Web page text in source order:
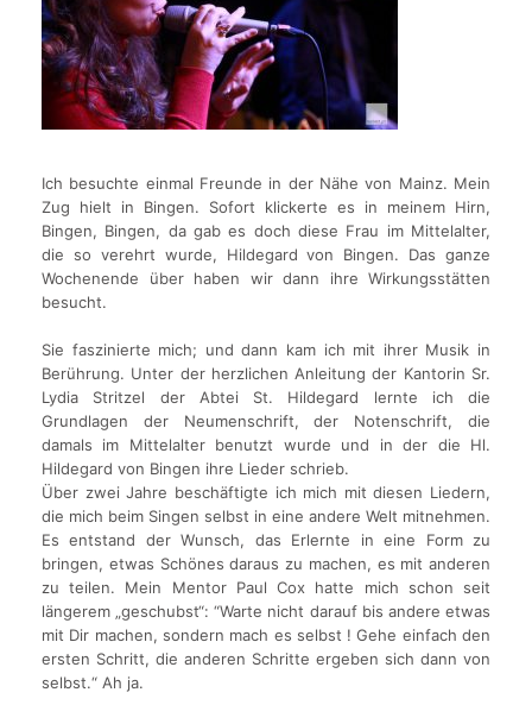
Ich besuchte einmal Freunde in der Nähe von Mainz. Mein
Zug hielt in Bingen. Sofort klickerte es in meinem Hirn,
Bingen, Bingen, da gab es doch diese Frau im Mittelalter,
die so verehrt wurde, Hildegard von Bingen. Das ganze
Wochenende über haben wir dann ihre Wirkungsstätten
besucht.
Sie faszinierte mich; und dann kam ich mit ihrer Musik in
Berührung. Unter der herzlichen Anleitung der Kantorin Sr.
Lydia Stritzel der Abtei St. Hildegard lernte ich die
Grundlagen der Neumenschrift, der Notenschrift, die
damals im Mittelalter benutzt wurde und in der die Hl.
Hildegard von Bingen ihre Lieder schrieb.
Über zwei Jahre beschäftigte ich mich mit diesen Liedern,
die mich beim Singen selbst in eine andere Welt mitnehmen.
Es entstand der Wunsch, das Erlernte in eine Form zu
bringen, etwas Schönes daraus zu machen, es mit anderen
zu teilen. Mein Mentor Paul Cox hatte mich schon seit
längerem „geschubst“: “Warte nicht darauf bis andere etwas
mit Dir machen, sondern mach es selbst ! Gehe einfach den
ersten Schritt, die anderen Schritte ergeben sich dann von
selbst.“ Ah ja.